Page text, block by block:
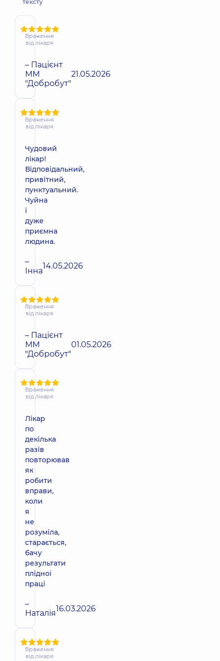
тексту
Враження
від лікаря
– Пацієнт
ММ
"Добробут"
21.05.2026
Враження
від лікаря
Чудовий
лікар!
Відповідальний,
привітний,
пунктуальний.
Чуйна
і
дуже
приємна
людина.
–
Інна14.05.2026
Враження
від лікаря
– Пацієнт
ММ
"Добробут"
01.05.2026
Враження
від лікаря
Лікар
по
декілька
разів
повторював
як
робити
вправи,
коли
я
не
розуміла,
старається,
бачу
результати
плідної
праці
–
Наталія16.03.2026
Враження
від лікаря